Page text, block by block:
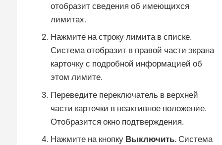
отобразит сведения об имеющихся
лимитах.
Нажмите на строку лимита в списке.
Система отобразит в правой части экрана
карточку с подробной информацией об
этом лимите.
Переведите переключатель в верхней
части карточки в неактивное положение.
Отобразится окно подтверждения.
Нажмите на кнопку Выключить. Система